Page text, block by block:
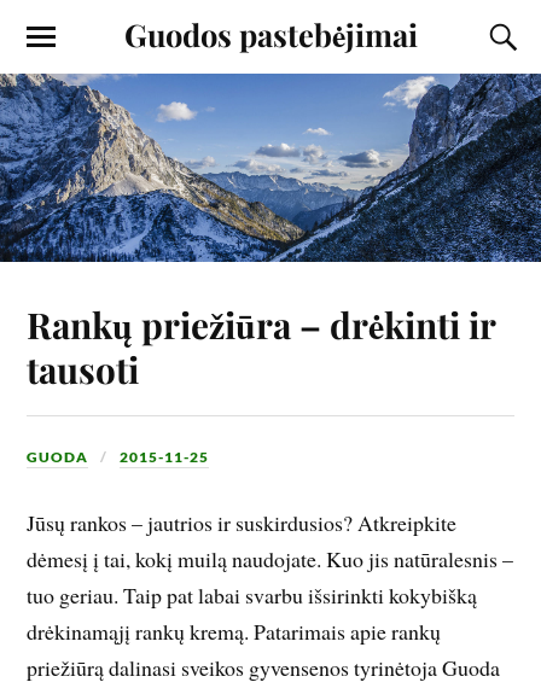
Guodos pastebėjimai
Rankų priežiūra – drėkinti ir
tausoti
GUODA 2015-11-25
Jūsų rankos – jautrios ir suskirdusios? Atkreipkite
dėmesį į tai, kokį muilą naudojate. Kuo jis natūralesnis –
tuo geriau. Taip pat labai svarbu išsirinkti kokybišką
drėkinamąjį rankų kremą. Patarimais apie rankų
priežiūrą dalinasi sveikos gyvensenos tyrinėtoja Guoda